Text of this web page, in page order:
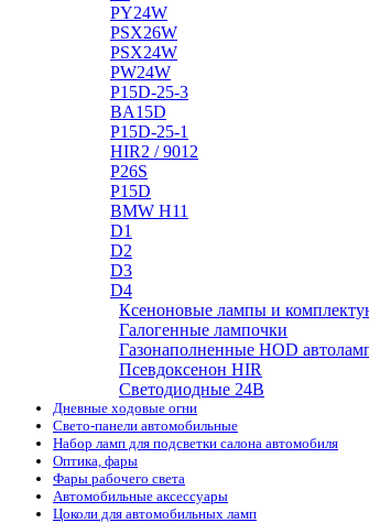
PY24W
PSX26W
PSX24W
PW24W
P15D-25-3
BA15D
P15D-25-1
HIR2 / 9012
P26S
P15D
BMW H11
D1
D2
D3
D4
Ксеноновые лампы и
Галогенные лампочки
Газонаполненные HOD
Псевдоксенон HIR
Cветодиодные 24B
Дневные ходовые огни
Свето-панели автомобильные
Набор ламп для подсветки салона автомобиля
Оптика, фары
Фары рабочего света
Автомобильные аксессуары
Цоколи для автомобильных ламп